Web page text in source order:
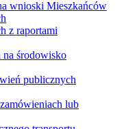
wnioski Mieszkańców
z raportami
na środowisko
publicznych
lub